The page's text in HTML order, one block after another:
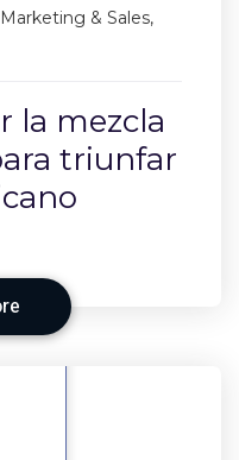
Marketing & Sales,
la mezcla
triunfar